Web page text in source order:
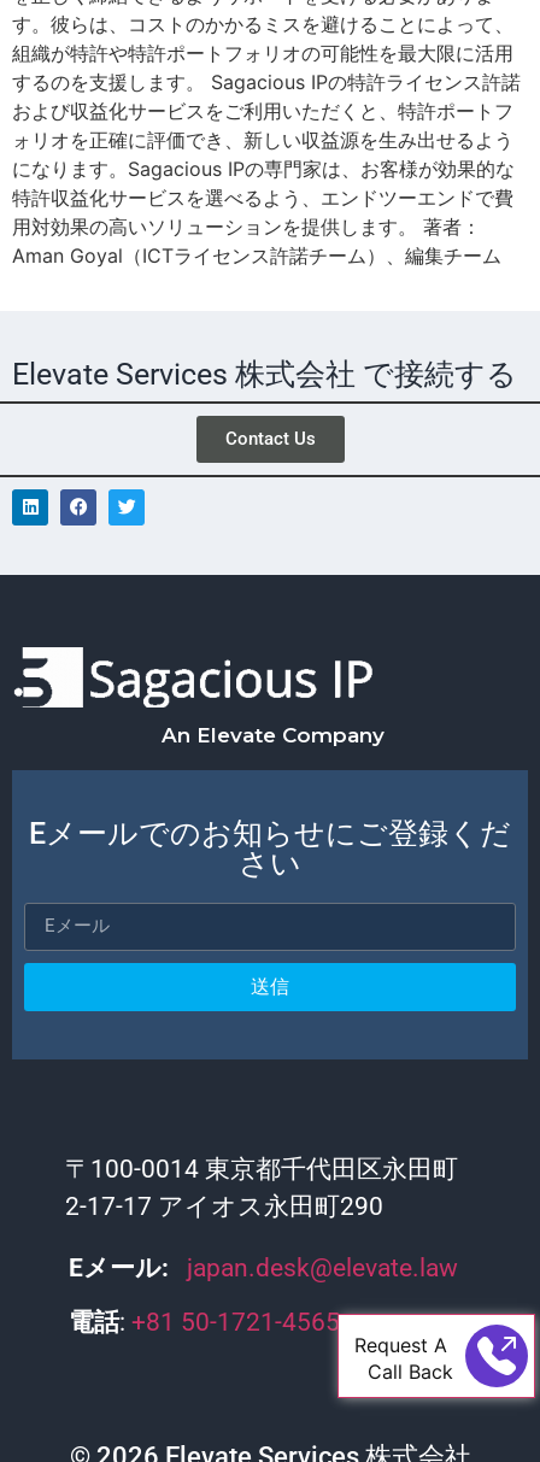
す。彼らは、コストのかかるミスを避けることによって、
組織が特許や特許ポートフォリオの可能性を最大限に活用
するのを支援します。 Sagacious IPの特許ライセンス許諾
および収益化サービスをご利用いただくと、特許ポートフ
ォリオを正確に評価でき、新しい収益源を生み出せるよう
になります。Sagacious IPの専門家は、お客様が効果的な
特許収益化サービスを選べるよう、エンドツーエンドで費
用対効果の高いソリューションを提供します。 著者：
Aman Goyal（ICTライセンス許諾チーム）、編集チーム
Request A
Call Back
Elevate Services 株式会社 で接続する
Contact Us
An Elevate Company
Eメールでのお知らせにご登録くだ
さい
送信
〒 100-0014 東京都千代田区永田町
2-17-17 アイオス永田町290
Eメール:
japan.desk@elevate.law
電話: +81 50-1721-4565